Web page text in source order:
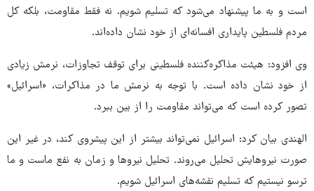
است و به ما پیشنهاد می‌شود که تسلیم شویم. نه فقط مقاومت، بلکه کل
مردم فلسطین پایداری افسانه‌ای از خود نشان داده‌اند.
وی افزود: هیئت مذاکره‌کننده فلسطینی برای توقف تجاوزات، نرمش زیادی
از خود نشان داده است. با توجه به نرمش ما در مذاکرات، «اسرائیل»
تصور کرده است که می‌تواند مقاومت را از بین ببرد.
الهندی بیان کرد: اسرائیل نمی‌تواند بیشتر از این پیشروی کند، در غیر این
صورت نیروهایش تحلیل می‌روند. تحلیل نیروها و زمان به نفع ماست و ما
ترسو نیستیم که تسلیم نقشه‌های اسرائیل شویم.